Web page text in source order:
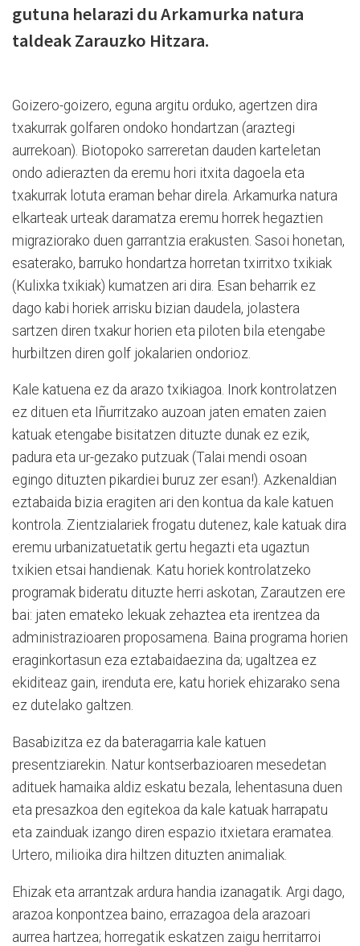
gutuna helarazi du Arkamurka natura
taldeak Zarauzko Hitzara.
Goizero-goizero, eguna argitu orduko, agertzen dira
txakurrak golfaren ondoko hondartzan (araztegi
aurrekoan). Biotopoko sarreretan dauden karteletan
ondo adierazten da eremu hori itxita dagoela eta
txakurrak lotuta eraman behar direla. Arkamurka natura
elkarteak urteak daramatza eremu horrek hegaztien
migraziorako duen garrantzia erakusten. Sasoi honetan,
esaterako, barruko hondartza horretan txirritxo txikiak
(Kulixka txikiak) kumatzen ari dira. Esan beharrik ez
dago kabi horiek arrisku bizian daudela, jolastera
sartzen diren txakur horien eta piloten bila etengabe
hurbiltzen diren golf jokalarien ondorioz.
Kale katuena ez da arazo txikiagoa. Inork kontrolatzen
ez dituen eta Iñurritzako auzoan jaten ematen zaien
katuak etengabe bisitatzen dituzte dunak ez ezik,
padura eta ur-gezako putzuak (Talai mendi osoan
egingo dituzten pikardiei buruz zer esan!). Azkenaldian
eztabaida bizia eragiten ari den kontua da kale katuen
kontrola. Zientzialariek frogatu dutenez, kale katuak dira
eremu urbanizatuetatik gertu hegazti eta ugaztun
txikien etsai handienak. Katu horiek kontrolatzeko
programak bideratu dituzte herri askotan, Zarautzen ere
bai: jaten emateko lekuak zehaztea eta irentzea da
administrazioaren proposamena. Baina programa horien
eraginkortasun eza eztabaidaezina da; ugaltzea ez
ekiditeaz gain, irenduta ere, katu horiek ehizarako sena
ez dutelako galtzen.
Basabizitza ez da bateragarria kale katuen
presentziarekin. Natur kontserbazioaren mesedetan
adituek hamaika aldiz eskatu bezala, lehentasuna duen
eta presazkoa den egitekoa da kale katuak harrapatu
eta zainduak izango diren espazio itxietara eramatea.
Urtero, milioika dira hiltzen dituzten animaliak.
Ehizak eta arrantzak ardura handia izanagatik. Argi dago,
arazoa konpontzea baino, errazagoa dela arazoari
aurrea hartzea; horregatik eskatzen zaigu herritarroi